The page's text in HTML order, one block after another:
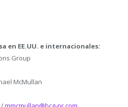
en EE.UU. e internacionales:
Group
McMullan